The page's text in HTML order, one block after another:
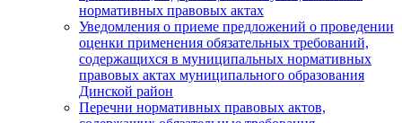
нормативных правовых актах
Уведомления о приеме предложений о проведении
оценки применения обязательных требований,
содержащихся в муниципальных нормативных
правовых актах муниципального образования
Динской район
Перечни нормативных правовых актов,